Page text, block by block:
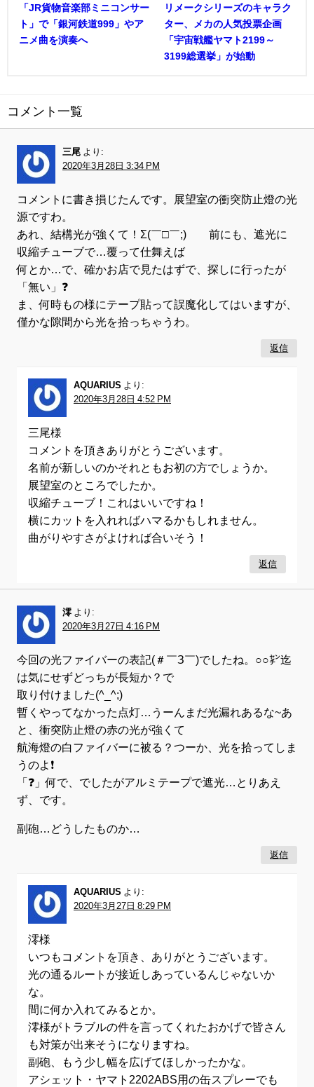
「JR貨物音楽部ミニコンサー
ト」で「銀河鉄道999」やア
ニメ曲を演奏へ
リメークシリーズのキャラク
ター、メカの人気投票企画
「宇宙戦艦ヤマト2199～
3199総選挙」が始動
コメント一覧
三尾 より:
2020年3月28日 3:34 PM
コメントに書き損じたんです。展望室の衝突防止燈の光
源ですわ。
あれ、結構光が強くて！Σ(￣□￣;) 前にも、遮光に
収縮チューブで…覆って仕舞えば
何とか…で、確かお店で見たはずで、探しに行ったが
「無い」❓
ま、何時もの様にテープ貼って誤魔化してはいますが、
僅かな隙間から光を拾っちゃうわ。
返信
AQUARIUS より:
2020年3月28日 4:52 PM
三尾様
コメントを頂きありがとうございます。
名前が新しいのかそれともお初の方でしょうか。
展望室のところでしたか。
収縮チューブ！これはいいですね！
横にカットを入れればハマるかもしれません。
曲がりやすさがよければ合いそう！
返信
澪 より:
2020年3月27日 4:16 PM
今回の光ファイバーの表記(＃￣З￣)でしたね。○○㌢迄
は気にせずどっちが長短か？で
取り付けました(^_^;)
暫くやってなかった点灯…うーんまだ光漏れあるな~あ
と、衝突防止燈の赤の光が強くて
航海燈の白ファイバーに被る？つーか、光を拾ってしま
うのよ❗
「❓」何で、でしたがアルミテープで遮光…とりあえ
ず、です。
副砲…どうしたものか…
返信
AQUARIUS より:
2020年3月27日 8:29 PM
澪様
いつもコメントを頂き、ありがとうございます。
光の通るルートが接近しあっているんじゃないか
な。
間に何か入れてみるとか。
澪様がトラブルの件を言ってくれたおかげで皆さん
も対策が出来そうになりますね。
副砲、もう少し幅を広げてほしかったかな。
アシェット・ヤマト2202ABS用の缶スプレーでも